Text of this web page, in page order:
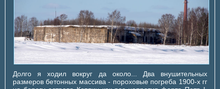
Долго я ходил вокруг да около... Два внушительных
размеров бетонных массива - пороховые погреба 1900-х гг